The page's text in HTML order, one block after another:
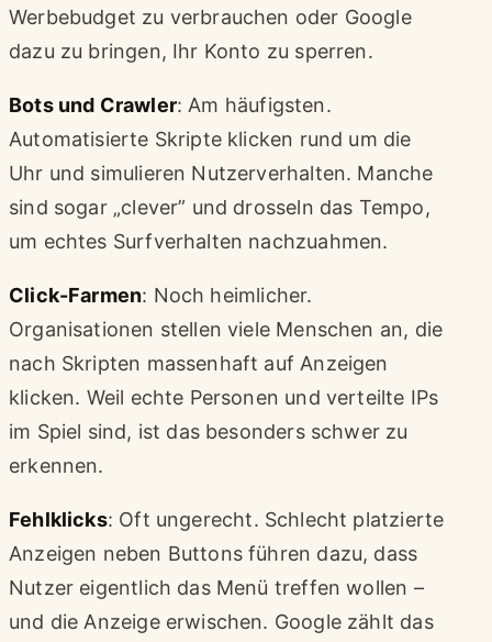
Werbebudget zu verbrauchen oder Google
dazu zu bringen, Ihr Konto zu sperren.
Bots und Crawler: Am häufigsten.
Automatisierte Skripte klicken rund um die
Uhr und simulieren Nutzerverhalten. Manche
sind sogar „clever” und drosseln das Tempo,
um echtes Surfverhalten nachzuahmen.
Click-Farmen: Noch heimlicher.
Organisationen stellen viele Menschen an, die
nach Skripten massenhaft auf Anzeigen
klicken. Weil echte Personen und verteilte IPs
im Spiel sind, ist das besonders schwer zu
erkennen.
Fehlklicks: Oft ungerecht. Schlecht platzierte
Anzeigen neben Buttons führen dazu, dass
Nutzer eigentlich das Menü treffen wollen –
und die Anzeige erwischen. Google zählt das